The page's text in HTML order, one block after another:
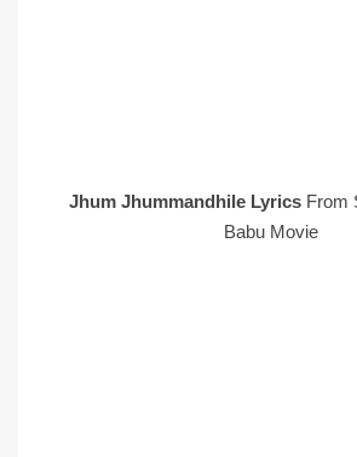
Jhum Jhummandhile Lyrics From
Babu Movie